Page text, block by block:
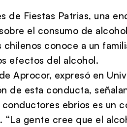
de Fiestas Patrias, una
el consumo de
conoce a un
efectos del alcohol.
Aprocor, expresó en
de esta conducta,
ebrios es un
gente cree que el